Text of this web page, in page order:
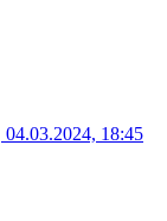
04.03.2024, 18:45